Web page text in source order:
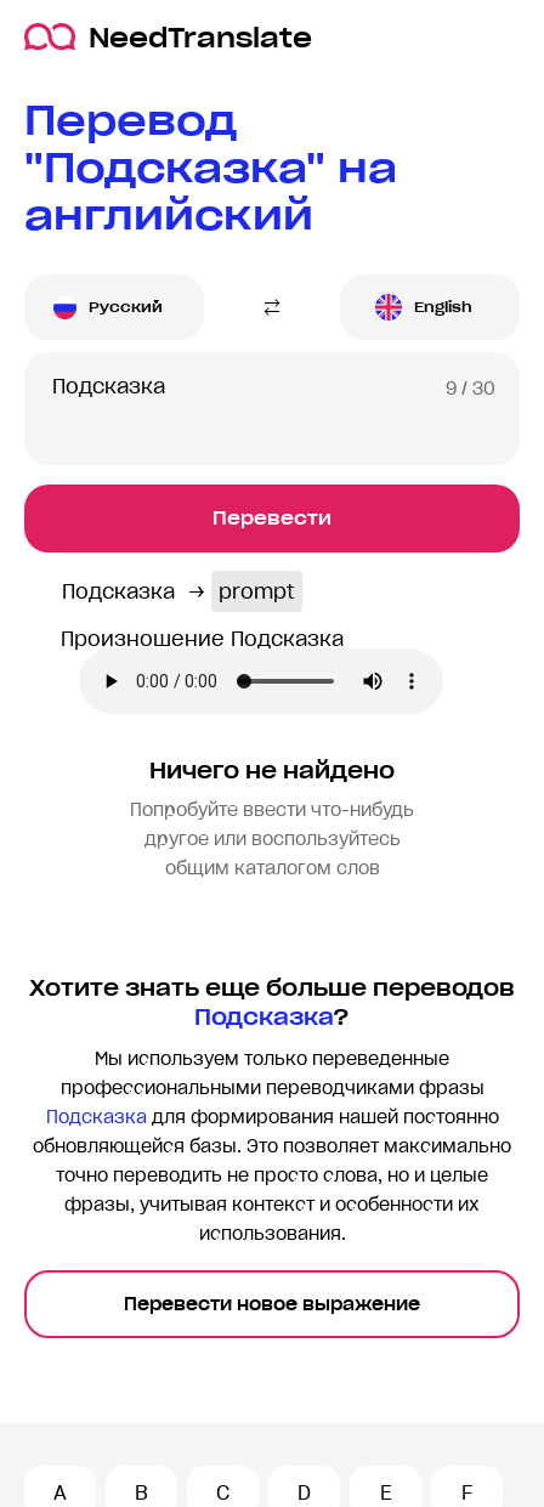
NeedTranslate
Перевод
"Подсказка" на
английский
Русский English
9 / 30
Перевести
Подсказка →
prompt
Произношение Подсказка
Ничего не найдено
Попробуйте ввести что-нибудь
другое или воспользуйтесь
общим каталогом слов
Хотите знать еще больше переводов
Подсказка?
Мы используем только переведенные
профессиональными переводчиками фразы
Подсказкадля формирования нашей постоянно
обновляющейся базы. Это позволяет максимально
точно переводить не просто слова, но и целые
фразы, учитывая контекст и особенности их
использования.
Перевести новое выражение
A B C D E F